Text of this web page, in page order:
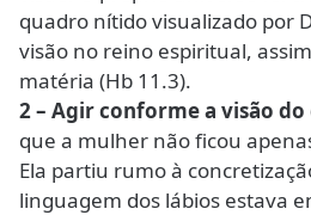
quadro nítido visualizado por
visão no reino espiritual,
matéria (Hb 11.3).
2 – Agir conforme a visão do
que a mulher não ficou
Ela partiu rumo à
linguagem dos lábios estava